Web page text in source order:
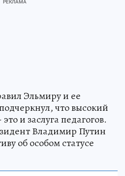
Эльмиру и ее
что высокий
и заслуга педагогов.
Владимир Путин
об особом статусе